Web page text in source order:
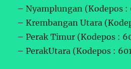
– Nyamplungan (Kodepos :
– Krembangan Utara
– Perak Timur (Kodepos :
– PerakUtara (Kodepos :